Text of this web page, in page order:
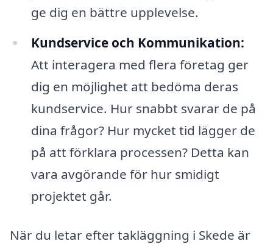
ge dig en bättre upplevelse.
Kundservice och Kommunikation:
Att interagera med flera företag ger
dig en möjlighet att bedöma deras
kundservice. Hur snabbt svarar de på
dina frågor? Hur mycket tid lägger de
på att förklara processen? Detta kan
vara avgörande för hur smidigt
projektet går.
När du letar efter takläggning i Skede är